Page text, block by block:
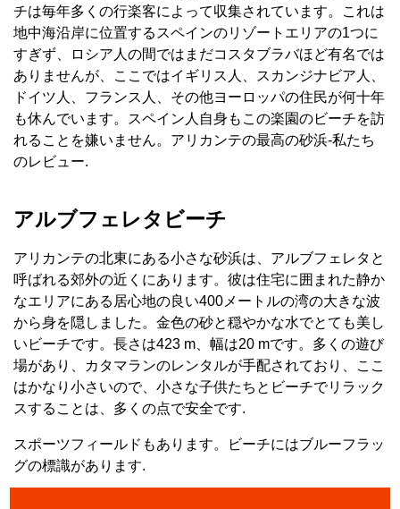
チは毎年多くの行楽客によって収集されています。これは
地中海沿岸に位置するスペインのリゾートエリアの1つに
すぎず、ロシア人の間ではまだコスタブラバほど有名では
ありませんが、ここではイギリス人、スカンジナビア人、
ドイツ人、フランス人、その他ヨーロッパの住民が何十年
も休んでいます。スペイン人自身もこの楽園のビーチを訪
れることを嫌いません。アリカンテの最高の砂浜-私たち
のレビュー.
アルブフェレタビーチ
アリカンテの北東にある小さな砂浜は、アルブフェレタと
呼ばれる郊外の近くにあります。彼は住宅に囲まれた静か
なエリアにある居心地の良い400メートルの湾の大きな波
から身を隠しました。金色の砂と穏やかな水でとても美し
いビーチです。長さは423 m、幅は20 mです。多くの遊び
場があり、カタマランのレンタルが手配されており、ここ
はかなり小さいので、小さな子供たちとビーチでリラック
スすることは、多くの点で安全です.
スポーツフィールドもあります。ビーチにはブルーフラッ
グの標識があります.